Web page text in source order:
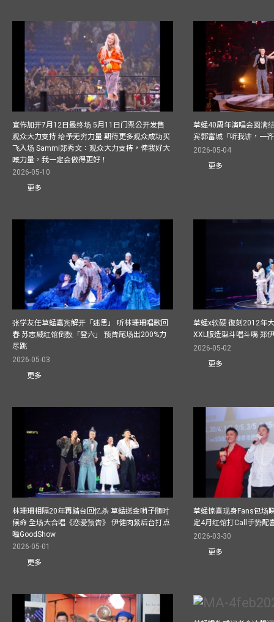
宣佈加开7月12日最终场 5月11日门票公开发售
观众大力支持 给予无穷力量 期待更多观众成功买
飞入场 Sammi郑秀文：观众大力支持，俾我好大
嘅力量，我一定会做得更好！
2026-05-10
更多
草蜢40周年演唱会圆满
宾郭富城「听我讲，一
2026-05-04
更多
张学友任草蜢嘉宾解开「迷思」 听林珊珊唱歌回
春 苏志威红馆倒数「登六」 预告尾场出200%力
尽跳
2026-05-03
更多
草蜢x软硬 復刻2012年
XXL版造型斗唱斗嘴 郑
2026-05-02
更多
林珊珊相隔20年再踏台回忆杀 草蜢送金哨子随时
候命 全场大合唱《恋爱预告》 伊健肉紧后台打点
嗌GoodShow
2026-05-01
更多
草蜢惊喜现身Fans包场
定4月红馆打Call手势配
2026-03-30
更多